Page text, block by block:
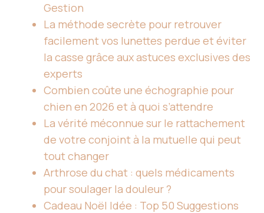
Gestion
La méthode secrète pour retrouver
facilement vos lunettes perdue et éviter
la casse grâce aux astuces exclusives des
experts
Combien coûte une échographie pour
chien en 2026 et à quoi s’attendre
La vérité méconnue sur le rattachement
de votre conjoint à la mutuelle qui peut
tout changer
Arthrose du chat : quels médicaments
pour soulager la douleur ?
Cadeau Noël Idée : Top 50 Suggestions